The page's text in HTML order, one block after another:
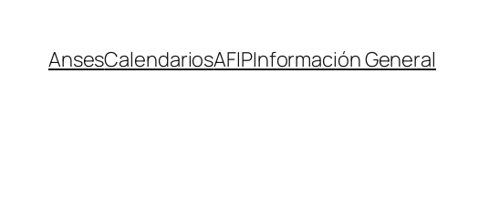
AnsesCalendariosAFIPInformación General